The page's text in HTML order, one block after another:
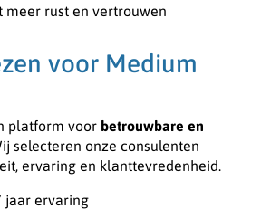
meer rust en vertrouwen
voor Medium
platform voor betrouwbare en
selecteren onze consulenten
ervaring en klanttevredenheid.
jaar ervaring